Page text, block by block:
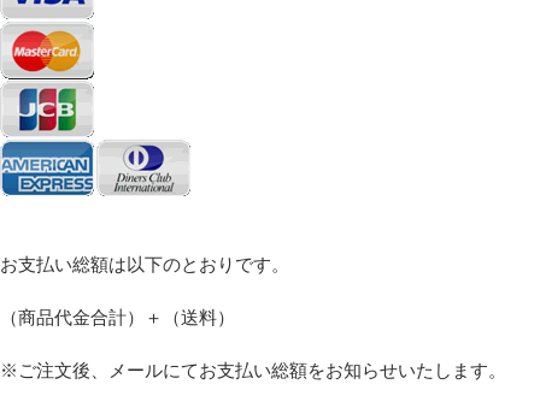
Eメール
プライバシーポリシーを確認しました。
お支払い総額は以下のとおりです。
（商品代金合計）＋（送料）
※ご注文後、メールにてお支払い総額をお知らせいたします。